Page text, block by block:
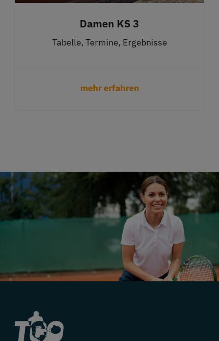
Damen KS 3
Tabelle, Termine, Ergebnisse
mehr erfahren